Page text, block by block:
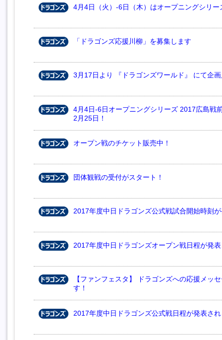
4月4日（火）-6日（木）はオープニングシリー
「ドラゴンズ応援川柳」を募集します
3月17日より 『ドラゴンズワールド』 にて企
4月4日-6日オープニングシリーズ 2017広島戦
2月25日！
オープン戦のチケット販売中！
団体観戦の受付がスタート！
2017年度中日ドラゴンズ公式戦試合開始時刻
2017年度中日ドラゴンズオープン戦日程が発
【ファンフェスタ】 ドラゴンズへの応援メッ
す！
2017年度中日ドラゴンズ公式戦日程が発表さ